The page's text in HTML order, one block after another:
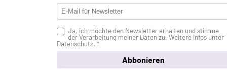
Ja, ich möchte den Newsletter erhalten und stimme
der Verarbeitung meiner Daten zu. Weitere Infos unter
Datenschutz. *
Abbonieren